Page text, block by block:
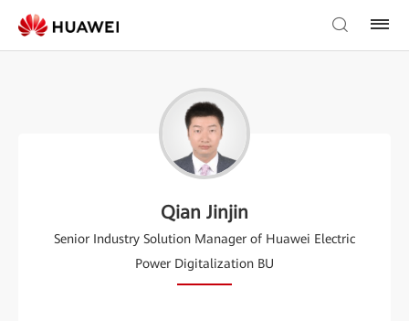
Qian Jinjin
Senior Industry Solution Manager of Huawei Electric
Power Digitalization BU